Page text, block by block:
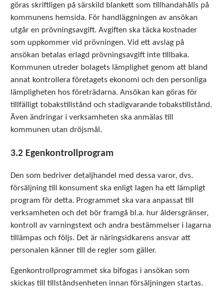
göras skriftligen på särskild blankett som tillhandahålls på
kommunens hemsida. För handläggningen av ansökan
utgår en prövningsavgift. Avgiften ska täcka kostnader
som uppkommer vid prövningen. Vid ett avslag på
ansökan betalas erlagd prövningsavgift inte tillbaka.
Kommunen utreder bolagets lämplighet genom att bland
annat kontrollera företagets ekonomi och den personliga
lämpligheten hos företrädarna. Ansökan kan göras för
tillfälligt tobakstillstånd och stadigvarande tobakstillstånd.
Även ändringar i verksamheten ska anmälas till
kommunen utan dröjsmål.
3.2 Egenkontrollprogram
Den som bedriver detaljhandel med dessa varor, dvs.
försäljning till konsument ska enligt lagen ha ett lämpligt
program för detta. Programmet ska vara anpassat till
verksamheten och det bör framgå bl.a. hur åldersgränser,
kontroll av varningstext och andra bestämmelser i lagarna
tillämpas och följs. Det är näringsidkarens ansvar att
personalen känner till de regler som gäller.
Egenkontrollprogrammet ska bifogas i ansökan som
skickas till tillståndsenheten innan försäljningen startas.